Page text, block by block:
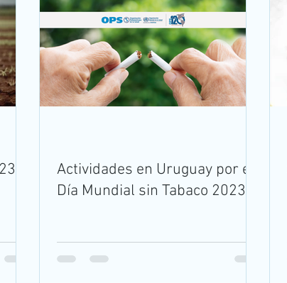
-
Actividades en Uruguay por el
Día Mundial sin Tabaco 2023